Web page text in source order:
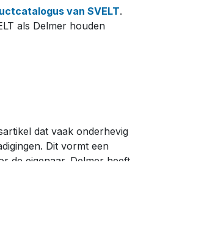
van SVELT.
als Delmer houden
dat vaak onderhevig
Dit vormt een
de eigenaar. Delmer heeft